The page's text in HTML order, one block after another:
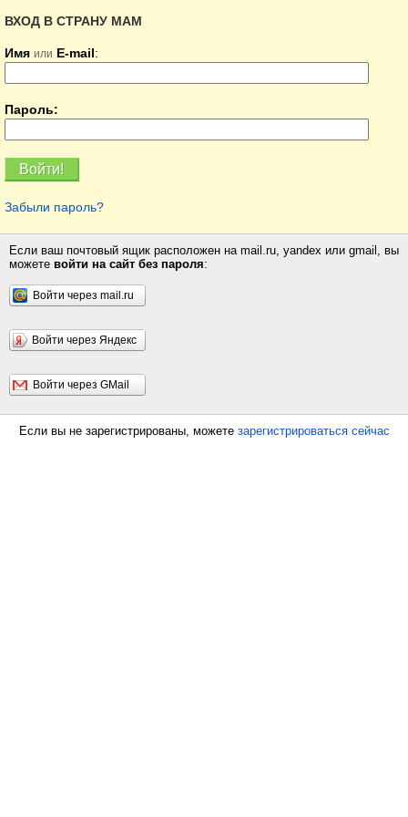
ВХОД В СТРАНУ МАМ
Имя или E-mail:
Пароль:
Забыли пароль?
Если ваш почтовый ящик расположен на mail.ru, yandex или gmail, вы
можете войти на сайт без пароля:
Войти через mail.ru
Войти через Яндекс
Войти через GMail
Если вы не зарегистрированы, можете зарегистрироваться сейчас